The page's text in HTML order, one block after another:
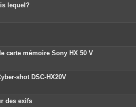
lequel?
carte mémoire Sony HX 50 V
shot DSC-HX20V
des exifs